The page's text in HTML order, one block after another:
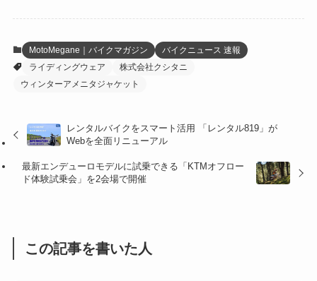
(27) (41)
(47)
(4)
(16)
MotoMegane｜バイクマガジン
バイクニュース 速報
ライディングウェア
株式会社クシタニ
ウィンターアメニタジャケット
レンタルバイクをスマート活用 「レンタル819」が
Webを全面リニューアル
最新エンデューロモデルに試乗できる「KTMオフロー
ド体験試乗会」を2会場で開催
この記事を書いた人